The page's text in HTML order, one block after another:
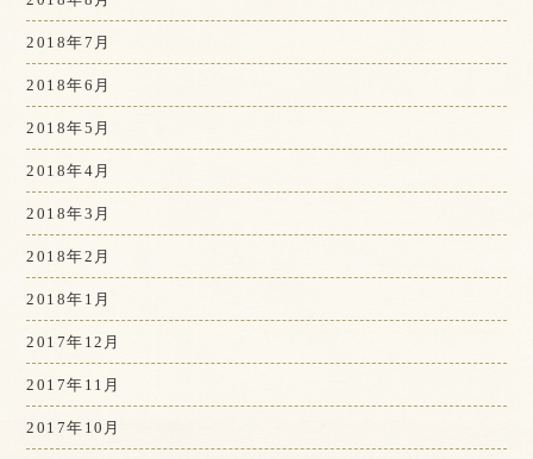
2018年7月
2018年6月
2018年5月
2018年4月
2018年3月
2018年2月
2018年1月
2017年12月
2017年11月
2017年10月